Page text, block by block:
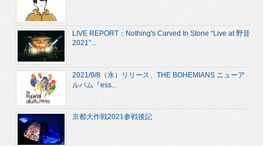
LIVE REPORT：Nothing's Carved In Stone “Live at 野音
2021”...
2021/9/8（水）リリース、THE BOHEMIANS ニューア
ルバム『ess...
京都大作戦2021参戦後記